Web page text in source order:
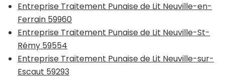
Entreprise Traitement Punaise de Lit Neuville-en-
Ferrain 59960
Entreprise Traitement Punaise de Lit Neuville-St-
Rémy 59554
Entreprise Traitement Punaise de Lit Neuville-sur-
Escaut 59293